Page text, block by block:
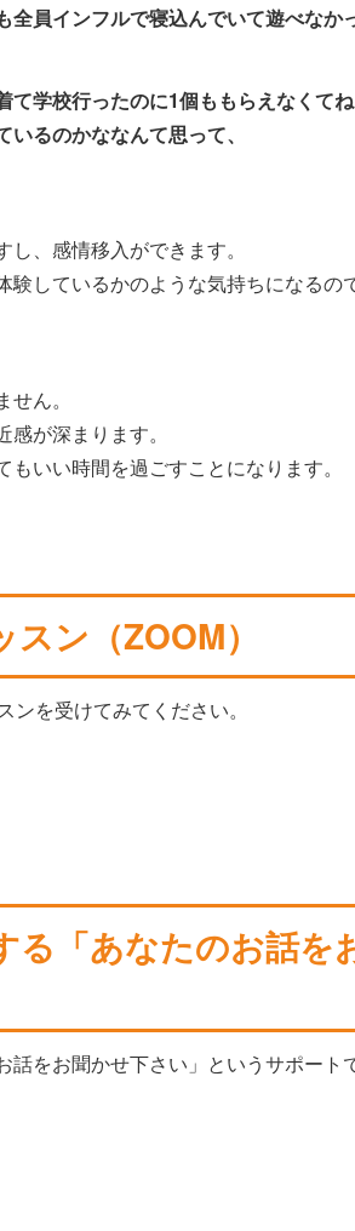
員インフルで寝込んでいて遊べなか
て学校行ったのに1個ももらえなくて
るのかななんて思って、
、感情移入ができます。
しているかのような気持ちになるの
ん。
が深まります。
もいい時間を過ごすことになります。
ン（ZOOM）
を受けてみてください。
る「あなたのお話を
をお聞かせ下さい」というサポート